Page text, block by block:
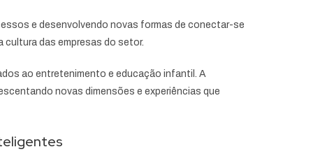
e desenvolvendo novas formas de conectar-se
cultura das empresas do setor.
ao entretenimento e educação infantil. A
novas dimensões e experiências que